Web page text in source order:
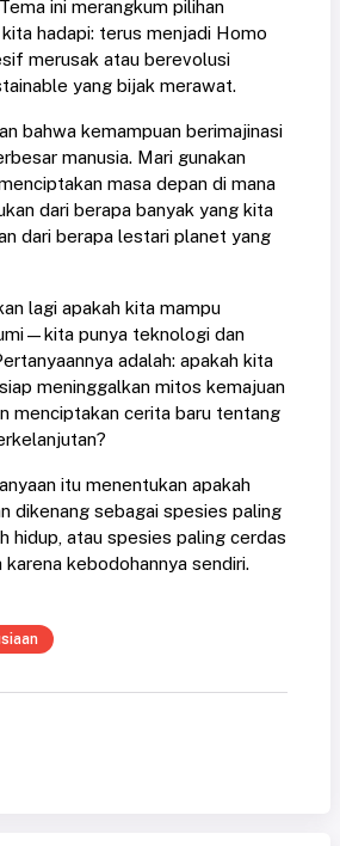
ini merangkum pilihan
hadapi: terus menjadi Homo
merusak atau berevolusi
yang bijak merawat.
bahwa kemampuan berimajinasi
manusia. Mari gunakan
masa depan di mana
dari berapa banyak yang kita
dari berapa lestari planet yang
lagi apakah kita mampu
punya teknologi dan
adalah: apakah kita
meninggalkan mitos kemajuan
menciptakan cerita baru tentang
itu menentukan apakah
dikenang sebagai spesies paling
hidup, atau spesies paling cerdas
karena kebodohannya sendiri.